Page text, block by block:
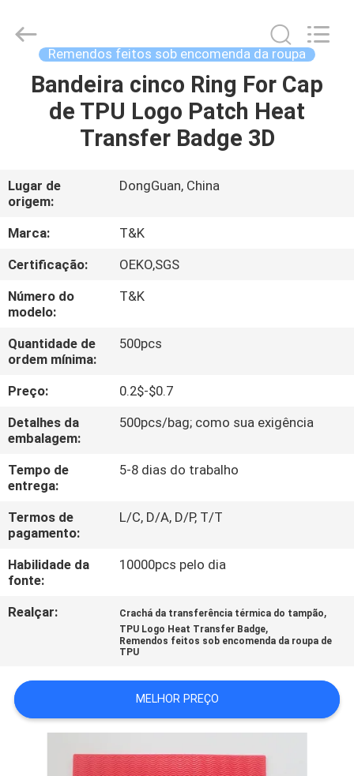
CASA
PRODUTOS
SOBRE
NÓS
EXCURSÃO
DA
FÁBRICA
CONTROLE
DA
QUALIDADE
CONTACTE-
NOS
PEÇA
UMAS
CITAÇÕES
DO
SITE
PRIVACY
Accessories
Co.,Ltd.
Reserved.
Remendos feitos sob encomenda da roupa
Bandeira cinco Ring For Cap
de TPU Logo Patch Heat
Transfer Badge 3D
Lugar de
origem:
DongGuan, China
Marca:
T&K
Certificação:
OEKO,SGS
Número do
modelo:
T&K
Quantidade de
ordem mínima:
500pcs
Preço:
0.2$-$0.7
Detalhes da
embalagem:
500pcs/bag; como sua exigência
Tempo de
entrega:
5-8 dias do trabalho
Termos de
pagamento:
L/C, D/A, D/P, T/T
Habilidade da
fonte:
10000pcs pelo dia
Realçar: Crachá da transferência térmica do tampão,
TPU Logo Heat Transfer Badge,
Remendos feitos sob encomenda da roupa de
TPU
MELHOR PREÇO